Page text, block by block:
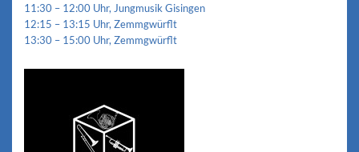
11:30 – 12:00 Uhr, Jungmusik Gisingen
12:15 – 13:15 Uhr, Zemmgwürflt
13:30 – 15:00 Uhr, Zemmgwürflt